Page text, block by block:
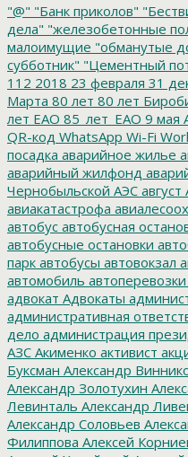
"@" "Банк приколов"
дела" "железобетонные
малоимущие "обманутые
субботник" "Цементный
112 2018 23 февраля 31
Марта 80 лет 80 лет
лет ЕАО 85_лет_ЕАО 9 мая
QR-код WhatsApp Wi-Fi
посадка аварийное жилье
аварийный жилфонд
Чернобыльской АЭС август
авиакатастрофа
автобус автобусная
автобусные остановки
парк автобусы автовокзал
автомобиль автоперевозки
адвокат Адвокаты
административная
дело администрация
АЗС Акименко активист
Буксман Александр
Александр Золотухин
Левинталь Александр
Александр Соловьев
Филиппова Алексей